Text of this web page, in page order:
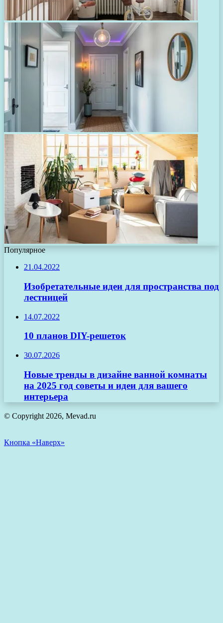
Популярное
21.04.2022
Изобретательные идеи для пространства под
лестницей
14.07.2022
10 планов DIY-решеток
30.07.2026
Новые тренды в дизайне ванной комнаты
на 2025 год советы и идеи для вашего
интерьера
© Copyright 2026, Mevad.ru
Кнопка «Наверх»